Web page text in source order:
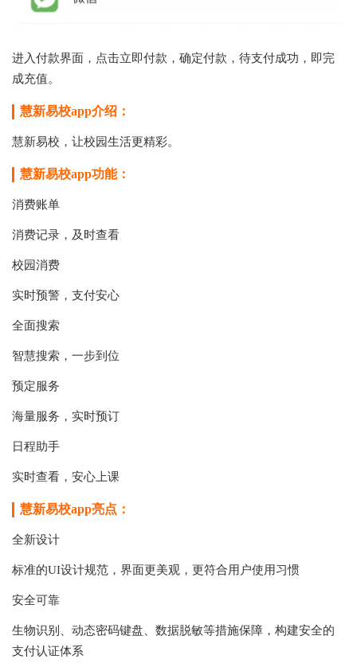
进入付款界面，点击立即付款，确定付款，待支付成功，即完
成充值。
慧新易校app介绍：
慧新易校，让校园生活更精彩。
慧新易校app功能：
消费账单
消费记录，及时查看
校园消费
实时预警，支付安心
全面搜索
智慧搜索，一步到位
预定服务
海量服务，实时预订
日程助手
实时查看，安心上课
慧新易校app亮点：
全新设计
标准的UI设计规范，界面更美观，更符合用户使用习惯
安全可靠
生物识别、动态密码键盘、数据脱敏等措施保障，构建安全的
支付认证体系